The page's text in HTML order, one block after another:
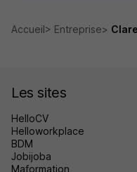
Accueil Entreprise
Les sites
HelloCV
Helloworkplace
BDM
Jobijoba
Maformation